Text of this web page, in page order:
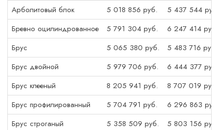
Арболитовый блок
5 018 856 руб.
5 437 544 руб.
Бревно оцилиндрованное
5 791 304 руб.
6 247 414 руб.
Брус
5 065 380 руб.
5 483 716 руб.
Брус двойной
5 979 706 руб.
6 444 377 руб.
Брус клееный
8 205 941 руб.
8 707 019 руб.
Брус профилированный
5 704 791 руб.
6 296 863 руб.
Брус строганый
5 358 509 руб.
5 803 156 руб.